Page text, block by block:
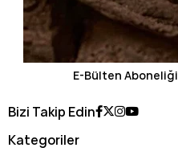
E-Bülten Aboneliği
Bizi Takip Edin
Kategoriler